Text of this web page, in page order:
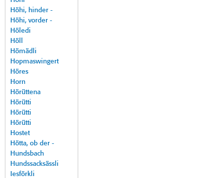
Höhi, hinder -
Höhi, vorder -
Höledi
Höll
Hömädli
Hopmaswingert
Höres
Horn
Hörüttena
Hörütti
Hörütti
Hörütti
Hostet
Hötta, ob der -
Hundsbach
Hundssacksässli
Iesförkli